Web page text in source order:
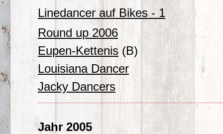
Linedancer auf Bikes - 1
Round up 2006
Eupen-Kettenis (B)
Louisiana Dancer
Jacky Dancers
Jahr 2005